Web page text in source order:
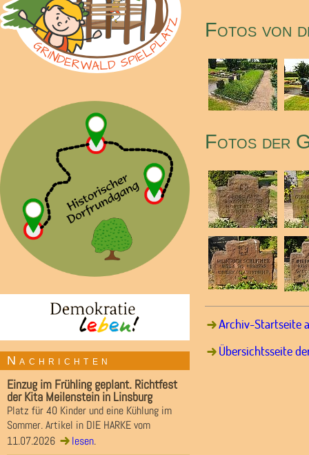
Nachrichten
Einzug im Frühling geplant. Richtfest
der Kita Meilenstein in Linsburg
Platz für 40 Kinder und eine Kühlung im
Sommer. Artikel in DIE HARKE vom
11.07.2026
lesen.
Fotos von
Fotos der
Archiv-Startseite
Übersichtsseite